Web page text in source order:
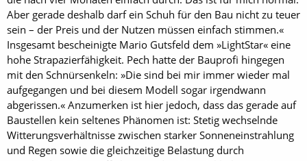
Aber gerade deshalb darf ein Schuh für den Bau nicht zu teuer
sein – der Preis und der Nutzen müssen einfach stimmen.«
Insgesamt bescheinigte Mario Gutsfeld dem »LightStar« eine
hohe Strapazierfähigkeit. Pech hatte der Bauprofi hingegen
mit den Schnürsenkeln: »Die sind bei mir immer wieder mal
aufgegangen und bei diesem Modell sogar irgendwann
abgerissen.« Anzumerken ist hier jedoch, dass das gerade auf
Baustellen kein seltenes Phänomen ist: Stetig wechselnde
Witterungsverhältnisse zwischen starker Sonneneinstrahlung
und Regen sowie die gleichzeitige Belastung durch